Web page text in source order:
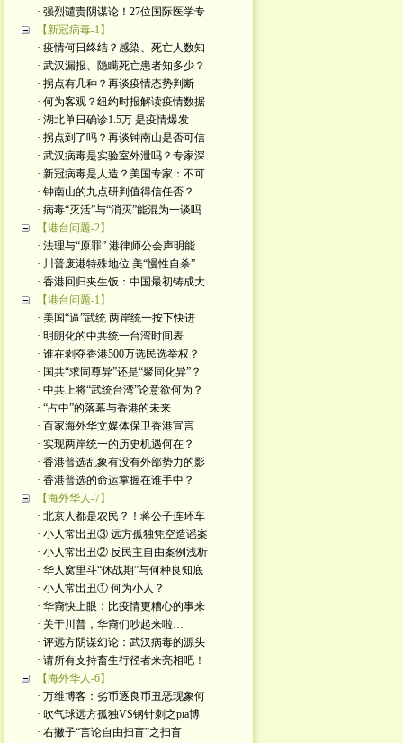
· 强烈谴责阴谋论！27位国际医学专
【新冠病毒-1】
· 疫情何日终结？感染、死亡人数知
· 武汉漏报、隐瞒死亡患者知多少？
· 拐点有几种？再谈疫情态势判断
· 何为客观？纽约时报解读疫情数据
· 湖北单日确诊1.5万 是疫情爆发
· 拐点到了吗？再谈钟南山是否可信
· 武汉病毒是实验室外泄吗？专家深
· 新冠病毒是人造？美国专家：不可
· 钟南山的九点研判值得信任否？
· 病毒“灭活”与“消灭”能混为一谈吗
【港台问题-2】
· 法理与“原罪” 港律师公会声明能
· 川普废港特殊地位 美“慢性自杀”
· 香港回归夹生饭：中国最初铸成大
【港台问题-1】
· 美国“逼”武统 两岸统一按下快进
· 明朗化的中共统一台湾时间表
· 谁在剥夺香港500万选民选举权？
· 国共“求同尊异”还是“聚同化异”？
· 中共上将“武统台湾”论意欲何为？
· “占中”的落幕与香港的未来
· 百家海外华文媒体保卫香港宣言
· 实现两岸统一的历史机遇何在？
· 香港普选乱象有没有外部势力的影
· 香港普选的命运掌握在谁手中？
【海外华人-7】
· 北京人都是农民？！蒋公子连环车
· 小人常出丑③ 远方孤独凭空造谣案
· 小人常出丑② 反民主自由案例浅析
· 华人窝里斗“休战期”与何种良知底
· 小人常出丑① 何为小人？
· 华裔快上眼：比疫情更糟心的事来
· 关于川普，华裔们吵起来啦…
· 评远方阴谋幻论：武汉病毒的源头
· 请所有支持畜生行径者来亮相吧！
【海外华人-6】
· 万维博客：劣币逐良币丑恶现象何
· 吹气球远方孤独VS钢针刺之pia博
· 右撇子“言论自由扫盲”之扫盲